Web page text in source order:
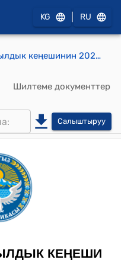
KG RU
Жаңы-Ноокат айылдык кеңешинин 2024-жылдын 11-январындагы №3 "Жаңы-Ноокат айыл өкмөтүнүн 2023-жылдагы жергиликтүү бюджетинен үнөмдөлгөн акча каражаттарын 2024-жылда пайдалануу багыттарын бекитүү жөнүндө" токтому.
Шилтеме документтер
Салыштыруу